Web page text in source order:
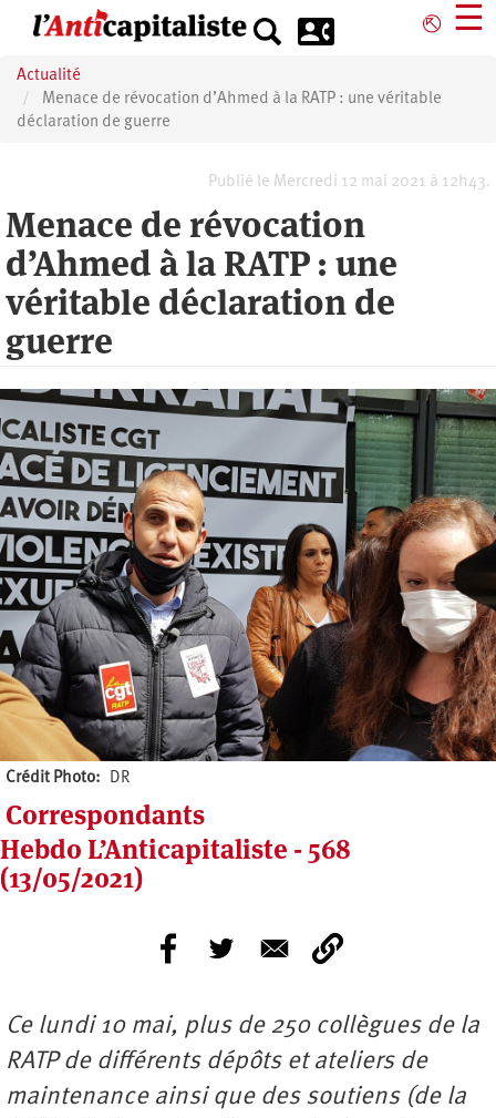
principal
⎋ ☰
Actualité
Menace de révocation d’Ahmed à la RATP : une véritable
déclaration de guerre
Publié le Mercredi 12 mai 2021 à 12h43.
Menace de révocation
d’Ahmed à la RATP : une
véritable déclaration de
guerre
Crédit Photo DR
Correspondants
Hebdo L’Anticapitaliste - 568
(13/05/2021)
Ce lundi 10 mai, plus de 250 collègues de la
RATP de différents dépôts et ateliers de
maintenance ainsi que des soutiens (de la